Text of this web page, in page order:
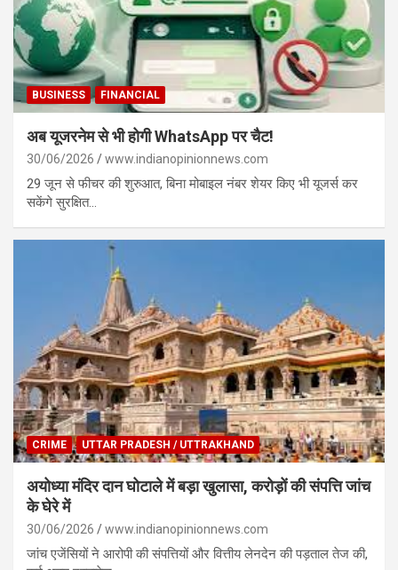
BUSINESS FINANCIAL
अब यूजरनेम से भी होगी WhatsApp पर चैट!
30/06/2026 www.indianopinionnews.com
29 जून से फीचर की शुरुआत, बिना मोबाइल नंबर शेयर किए भी यूजर्स कर
सकेंगे सुरक्षित…
CRIME UTTAR PRADESH / UTTRAKHAND
अयोध्या मंदिर दान घोटाले में बड़ा खुलासा, करोड़ों की संपत्ति जांच
के घेरे में
30/06/2026 www.indianopinionnews.com
जांच एजेंसियों ने आरोपी की संपत्तियों और वित्तीय लेनदेन की पड़ताल तेज की,